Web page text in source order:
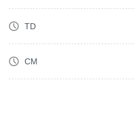
TD
CM